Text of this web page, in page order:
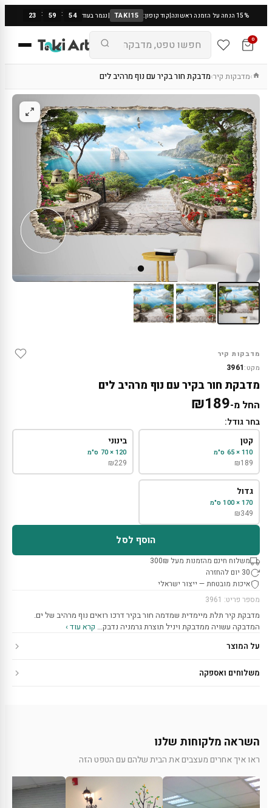
15% הנחה על הזמנה ראשונה |קוד קופון: TAKI15
|נגמר בעוד 23 : 59 : 53
0
›מדבקות קיר›מדבקת חור בקיר עם נוף מרהיב לים
מדבקות קיר
מקט:3961
מדבקת חור בקיר עם נוף מרהיב לים
החל מ- ₪189
בחר גודל:
קטן
110 × 65 ס"מ
₪189
בינוני
120 × 70 ס"מ
₪229
גדול
170 × 100 ס"מ
₪349
הוסף לסל
משלוח חינם מהזמנות מעל 300₪
30 יום להחזרה
איכות מובטחת — ייצור ישראלי
מספר פריט: 3961
מדבקת קיר תלת מיימדית שמדמה חור בקיר דרכו רואים נוף מרהיב של ים.
המדבקה עשויה ממדבקת ויניל תוצרת גרמניה נדבק… קרא עוד ›
על המוצר
משלוחים ואספקה
השראה מלקוחות שלנו
ראו איך אחרים מעצבים את הבית שלהם עם הטפט הזה